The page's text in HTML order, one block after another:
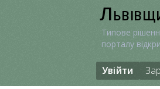
Типове
порталу
Увійти